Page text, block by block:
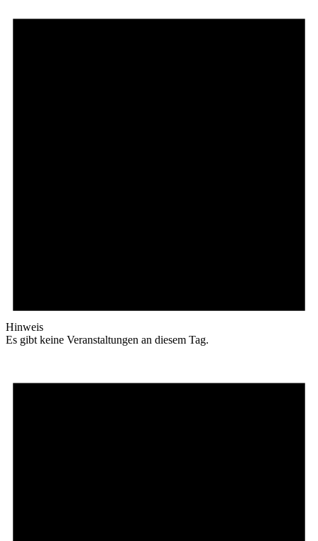
Hinweis
Es gibt keine Veranstaltungen an diesem Tag.